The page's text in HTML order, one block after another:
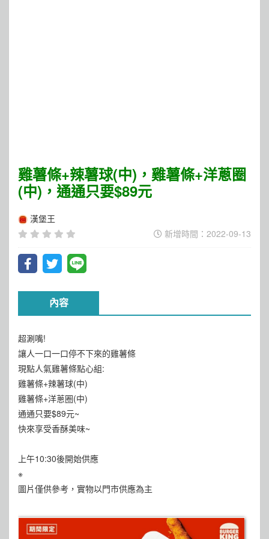
雞薯條+辣薯球(中)，雞薯條+洋蔥圈
(中)，通通只要$89元
漢堡王
新增時間：2022-09-13
內容
超涮嘴!
讓人一口一口停不下來的雞薯條
現點人氣雞薯條點心組:
雞薯條+辣薯球(中)
雞薯條+洋蔥圈(中)
通通只要$89元~
快來享受香酥美味~
上午10:30後開始供應
※
圖片僅供參考，實物以門市供應為主